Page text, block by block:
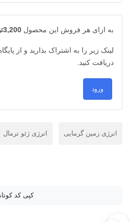
به ازای هر فروش این محصول 3,200تومان
لینک زیر را به اشتراک بذارید و از
دریافت کنید.
ورود
انرژی زمین گرمایی انرژی ژئو ترمال
کپی کد